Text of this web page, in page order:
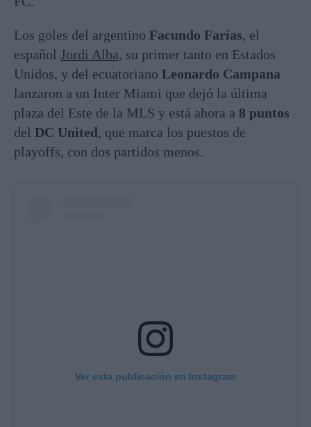
Los goles del argentino Facundo Farías, el
español Jordi Alba, su primer tanto en Estados
Unidos, y del ecuatoriano Leonardo Campana
lanzaron a un Inter Miami que dejó la última
plaza del Este de la MLS y está ahora a 8 puntos
del DC United, que marca los puestos de
playoffs, con dos partidos menos.
Ver esta publicación en Instagram